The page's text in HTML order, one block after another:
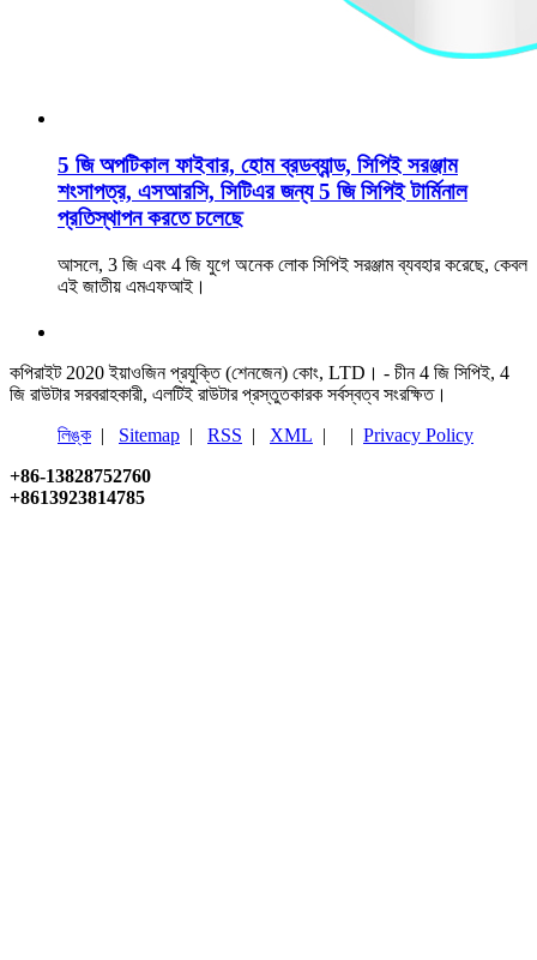
5 জি অপটিকাল ফাইবার, হোম ব্রডব্যান্ড, সিপিই সরঞ্জাম
শংসাপত্র, এসআরসি, সিটিএর জন্য 5 জি সিপিই টার্মিনাল
প্রতিস্থাপন করতে চলেছে
আসলে, 3 জি এবং 4 জি যুগে অনেক লোক সিপিই সরঞ্জাম ব্যবহার করেছে, কেবল
এই জাতীয় এমএফআই।
কপিরাইট 2020 ইয়াওজিন প্রযুক্তি (শেনজেন) কোং, LTD। - চীন 4 জি সিপিই, 4
জি রাউটার সরবরাহকারী, এলটিই রাউটার প্রস্তুতকারক সর্বস্বত্ব সংরক্ষিত।
লিঙ্ক | Sitemap | RSS | XML | | Privacy Policy
+86-13828752760
+8613923814785